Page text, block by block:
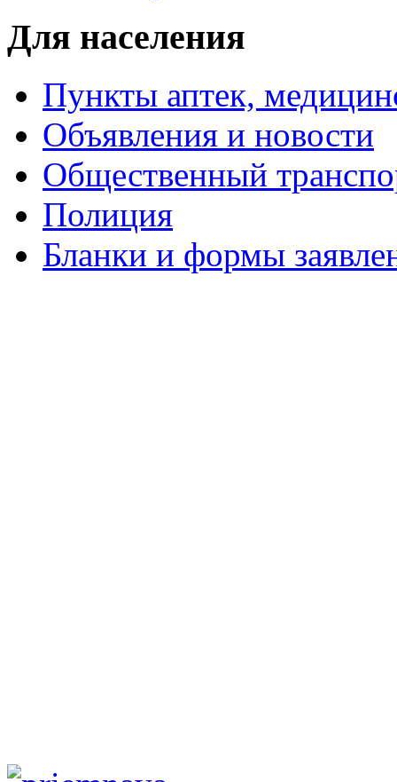
Для населения
Пункты аптек,
Объявления и новости
Общественный
Полиция
Бланки и формы